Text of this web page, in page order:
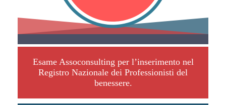
Esame Assoconsulting per l’inserimento nel
Registro Nazionale dei Professionisti del
benessere.